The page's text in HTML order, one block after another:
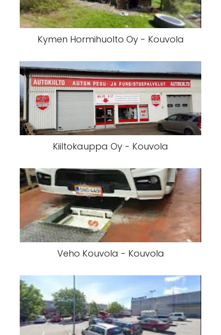
Kymen Hormihuolto Oy - Kouvola
Kiiltokauppa Oy - Kouvola
Veho Kouvola - Kouvola